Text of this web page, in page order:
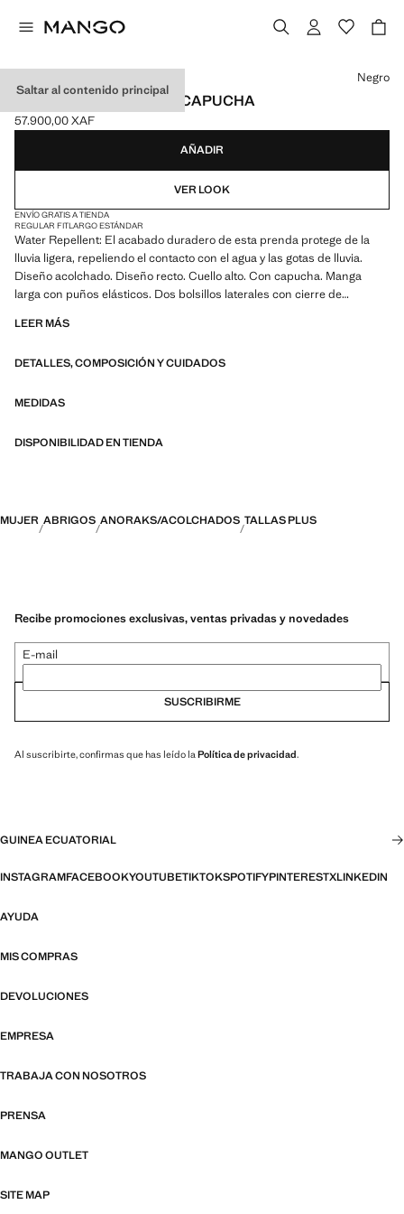
Saltar al contenido principal
ANORAK ACOLCHADO CAPUCHA
Precio actual [57.900,00 XAF ]
57.900,00 XAF
Selecciona un color
Negro
AÑADIR
VER LOOK
ENVÍO GRATIS A TIENDA
REGULAR FITLARGO ESTÁNDAR
Water Repellent: El acabado duradero de esta prenda protege de la
lluvia ligera, repeliendo el contacto con el agua y las gotas de lluvia.
Diseño acolchado. Diseño recto. Cuello alto. Con capucha. Manga
larga con puños elásticos. Dos bolsillos laterales con cierre de
Disponible Plus. El color marrón es exclusivo online. Producto en
LEER MÁS
DETALLES, COMPOSICIÓN Y CUIDADOS
MEDIDAS
DISPONIBILIDAD EN TIENDA
MUJER ABRIGOS ANORAKS/ACOLCHADOS TALLAS PLUS
Recibe promociones exclusivas, ventas privadas y novedades
E-mail
SUSCRIBIRME
Al suscribirte, confirmas que has leído la Política de privacidad.
GUINEA ECUATORIAL
INSTAGRAMFACEBOOKYOUTUBETIKTOKSPOTIFYPINTERESTXLINKEDIN
AYUDA
MIS COMPRAS
DEVOLUCIONES
EMPRESA
TRABAJA CON NOSOTROS
PRENSA
MANGO OUTLET
SITE MAP